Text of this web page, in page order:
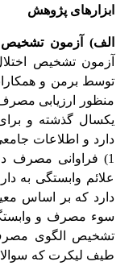
ابزارهای پژوهش
الف) آزمون
توسط برمن و
منظور ارزیابی
یکسال گذشته و
دارد و اطلاعات
دارد که بر اساس
سوء مصرف و
تشخیص الگوی